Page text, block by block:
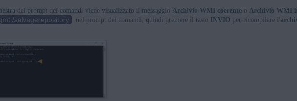
del prompt dei comandi viene visualizzato il messaggio Archivio WMI coerente o Archivio WMI
/salvagerepository nel prompt dei comandi, quindi premere il tasto INVIO per ricompilare l'